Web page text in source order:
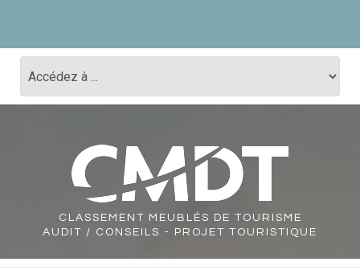
CLASSEMENT
MEUBLÉS DE TOURISME
AUDIT / CONSEILS - PROJET TOURISTIQUE